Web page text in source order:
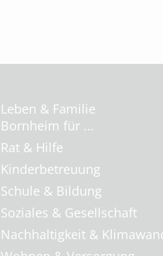
Leben & Familie
Bornheim für ...
Rat & Hilfe
Kinderbetreuung
Schule & Bildung
Soziales & Gesellschaft
Nachhaltigkeit &